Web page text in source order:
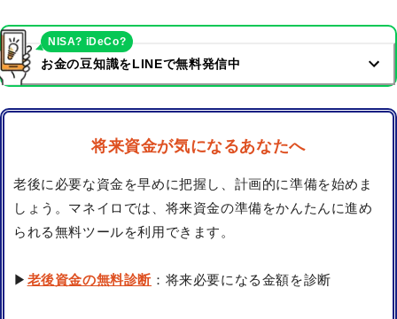
お金の豆知識をLINEで無料発信中
NISA? iDeCo?
将来資金が気になるあなたへ
老後に必要な資金を早めに把握し、計画的に準備を始めま
しょう。マネイロでは、将来資金の準備をかんたんに進め
られる無料ツールを利用できます。
▶ 老後資金の無料診断 ：将来必要になる金額を診断